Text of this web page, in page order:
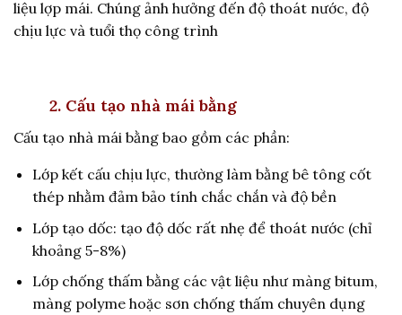
liệu lợp mái. Chúng ảnh hưởng đến độ thoát nước, độ
chịu lực và tuổi thọ công trình
2. Cấu tạo nhà mái bằng
Cấu tạo nhà mái bằng bao gồm các phần:
Lớp kết cấu chịu lực, thường làm bằng bê tông cốt
thép nhằm đảm bảo tính chắc chắn và độ bền
Lớp tạo dốc: tạo độ dốc rất nhẹ để thoát nước (chỉ
khoảng 5-8%)
Lớp chống thấm bằng các vật liệu như màng bitum,
màng polyme hoặc sơn chống thấm chuyên dụng